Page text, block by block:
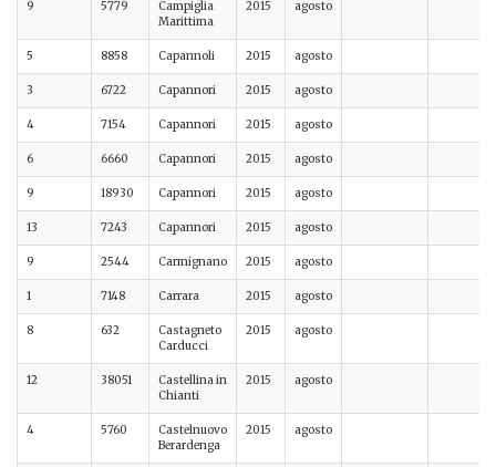
9 5779
Campiglia
Marittima
2015 agosto
5 8858 Capannoli 2015 agosto
3 6722 Capannori 2015 agosto
4 7154 Capannori 2015 agosto
6 6660 Capannori 2015 agosto
9 18930 Capannori 2015 agosto
13 7243 Capannori 2015 agosto
9 2544 Carmignano 2015 agosto
1 7148 Carrara 2015 agosto
8 632
Castagneto
Carducci
2015 agosto
12 38051
Castellina in
Chianti
2015 agosto
4 5760
Castelnuovo
Berardenga
2015 agosto